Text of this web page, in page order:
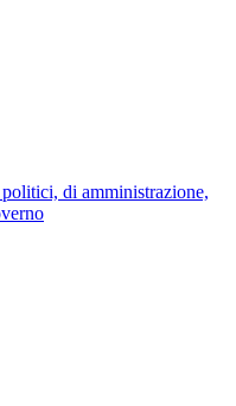
di amministrazione,